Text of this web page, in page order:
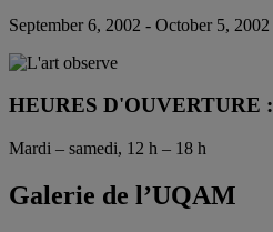
September 6, 2002 - October 5, 2002
HEURES D'OUVERTURE :
Mardi – samedi, 12 h – 18 h
Galerie de l’UQAM